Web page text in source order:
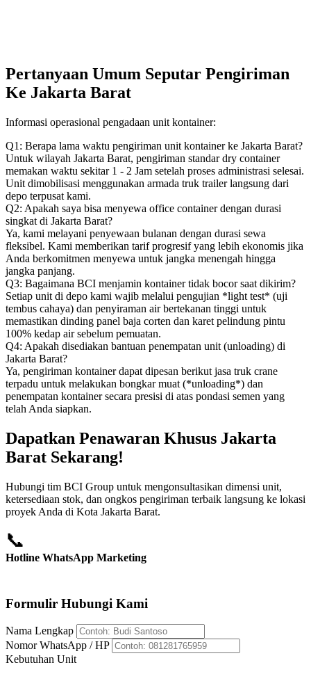
Pertanyaan Umum Seputar Pengiriman
Ke Jakarta Barat
Informasi operasional pengadaan unit kontainer:
Q1: Berapa lama waktu pengiriman unit kontainer ke Jakarta Barat?
Untuk wilayah Jakarta Barat, pengiriman standar dry container
memakan waktu sekitar 1 - 2 Jam setelah proses administrasi selesai.
Unit dimobilisasi menggunakan armada truk trailer langsung dari
depo terpusat kami.
Q2: Apakah saya bisa menyewa office container dengan durasi
singkat di Jakarta Barat?
Ya, kami melayani penyewaan bulanan dengan durasi sewa
fleksibel. Kami memberikan tarif progresif yang lebih ekonomis jika
Anda berkomitmen menyewa untuk jangka menengah hingga
jangka panjang.
Q3: Bagaimana BCI menjamin kontainer tidak bocor saat dikirim?
Setiap unit di depo kami wajib melalui pengujian *light test* (uji
tembus cahaya) dan penyiraman air bertekanan tinggi untuk
memastikan dinding panel baja corten dan karet pelindung pintu
100% kedap air sebelum pemuatan.
Q4: Apakah disediakan bantuan penempatan unit (unloading) di
Jakarta Barat?
Ya, pengiriman kontainer dapat dipesan berikut jasa truk crane
terpadu untuk melakukan bongkar muat (*unloading*) dan
penempatan kontainer secara presisi di atas pondasi semen yang
telah Anda siapkan.
Dapatkan Penawaran Khusus Jakarta
Barat Sekarang!
Hubungi tim BCI Group untuk mengonsultasikan dimensi unit,
ketersediaan stok, dan ongkos pengiriman terbaik langsung ke lokasi
proyek Anda di Kota Jakarta Barat.
📞
Hotline WhatsApp Marketing
Formulir Hubungi Kami
Nama Lengkap
Nomor WhatsApp / HP
Kebutuhan Unit